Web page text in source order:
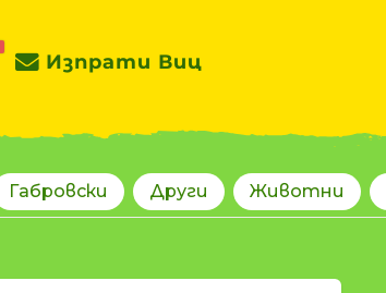
Изпрати Виц
Габровски Други Животни